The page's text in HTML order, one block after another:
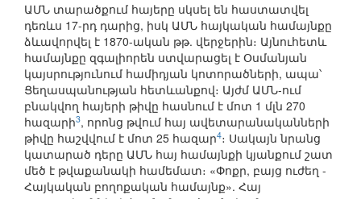
ԱՄՆ տարածքում հայերը սկսել են հաստատվել
դեռևս 17-րդ դարից, իսկ ԱՄՆ հայկական համայնքը
ձևավորվել է 1870-ական թթ. վերջերին։ Այնուհետև
համայնքը զգալիորեն ստվարացել է Օսմանյան
կայսրությունում համիդյան կոտորածների, ապա՝
Ցեղասպանության հետևանքով։ Այժմ ԱՄՆ-ում
բնակվող հայերի թիվը հասնում է մոտ 1 մլն 270
հազարի3, որոնց թվում հայ ավետարանականների
թիվը հաշվվում է մոտ 25 հազար4։ Սակայն նրանց
կատարած դերը ԱՄՆ հայ համայնքի կյանքում շատ
մեծ է թվաքանակի համեմատ։ «Փոքր, բայց ուժեղ -
Հայկական բողոքական համայնք». Հայ